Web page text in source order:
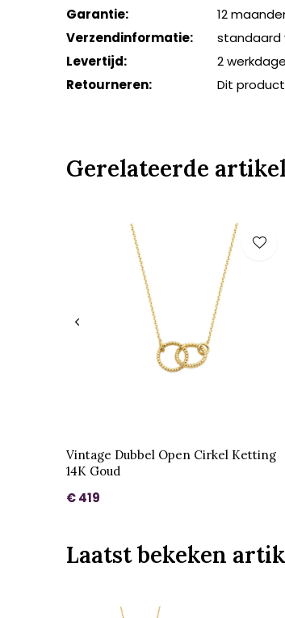
Garantie:
12
Verzendinformatie:
standaard
Levertijd:
2
Retourneren:
Dit
Gerelateerde
Vintage Dubbel Open Cirkel Ketting
14K Goud
€ 419
Laatst bekeken